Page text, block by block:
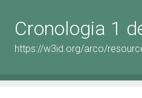
Cronologia 1
https://w3id.org/arco/